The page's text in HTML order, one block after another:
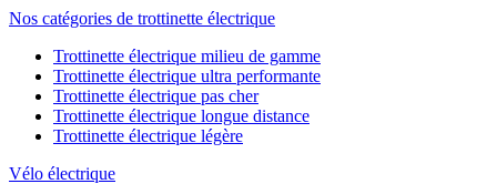
Nos catégories de trottinette électrique
Trottinette électrique milieu de gamme
Trottinette électrique ultra performante
Trottinette électrique pas cher
Trottinette électrique longue distance
Trottinette électrique légère
Vélo électrique